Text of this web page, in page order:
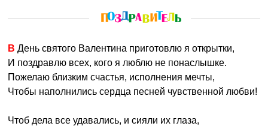
В День святого Валентина приготовлю я открытки,
И поздравлю всех, кого я люблю не понаслышке.
Пожелаю близким счастья, исполнения мечты,
Чтобы наполнились сердца песней чувственной любви!
Чтоб дела все удавались, и сияли их глаза,